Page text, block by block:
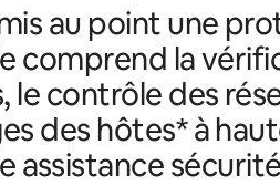
au point une
comprend la
le contrôle des
des hôtes* à
assistance